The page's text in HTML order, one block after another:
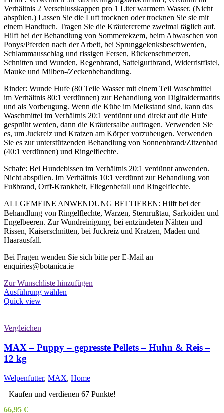
Verhältnis 2 Verschlusskappen pro 1 Liter warmem Wasser. (Nicht
abspülen.) Lassen Sie die Luft trocknen oder trocknen Sie sie mit
einem Handtuch. Tragen Sie die Kräutercreme zweimal täglich auf.
Hilft bei der Behandlung von Sommerekzem, beim Abwaschen von
Ponys/Pferden nach der Arbeit, bei Sprunggelenksbeschwerden,
Schlammausschlag und rissigen Fersen, Rückenschmerzen,
Schnitten und Wunden, Regenbrand, Sattelgurtbrand, Widerristfistel,
Mauke und Milben-/Zeckenbehandlung.
Rinder: Wunde Hufe (80 Teile Wasser mit einem Teil Waschmittel
im Verhältnis 80:1 verdünnen) zur Behandlung von Digitaldermatitis
und als Vorbeugung. Wenn die Kühe im Melkstand sind, kann das
Waschmittel im Verhältnis 20:1 verdünnt und direkt auf die Hufe
gesprüht werden, dann die Kräutersalbe auftragen. Verwenden Sie
es, um Juckreiz und Kratzen am Körper vorzubeugen. Verwenden
Sie es zur unterstützenden Behandlung von Sonnenbrand/Zitzenbad
(40:1 verdünnen) und Ringelflechte.
Schafe: Bei Hundebissen im Verhältnis 20:1 verdünnt anwenden.
Nicht abspülen. Im Verhältnis 10:1 verdünnt zur Behandlung von
Fußbrand, Orff-Krankheit, Fliegenbefall und Ringelflechte.
ALLGEMEINE ANWENDUNG BEI TIEREN: Hilft bei der
Behandlung von Ringelflechte, Warzen, Sternrußtau, Sarkoiden und
Engelbeeren. Zur Wundreinigung, bei entzündeten Nähten und
Rissen, Kaiserschnitten, bei Juckreiz und Kratzen, Maden und
Haarausfall.
Bei Fragen wenden Sie sich bitte per E-Mail an
enquiries@botanica.ie
Zur Wunschliste hinzufügen
Ausführung wählen
Die
Optionen
der
Produktseite
gewählt
Quick view
Vergleichen
MAX – Puppy – gepresste Pellets – Huhn & Reis –
12 kg
Welpenfutter, MAX, Home
Kaufen und verdienen 67 Punkte!
66,95 €